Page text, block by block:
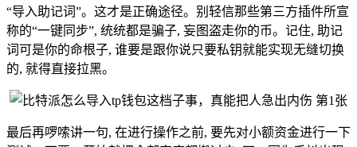
“导入助记词”。这才是正确途径。别轻信那些第三方插件所宣
称的“一键同步”, 统统都是骗子, 妄图盗走你的币。记住, 助记
词可是你的命根子, 谁要是跟你说只要私钥就能实现无缝切换
的, 就得直接拉黑。
最后再啰嗦讲一句, 在进行操作之前, 要先对小额资金进行一下